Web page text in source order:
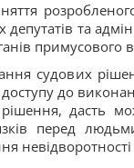
та
судових
до
рішення, дасть
перед